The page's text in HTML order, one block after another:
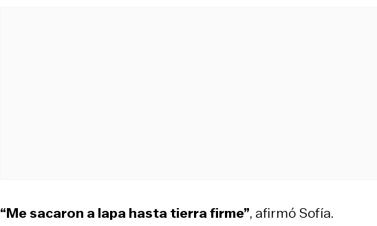
“Me sacaron a lapa hasta tierra firme”, afirmó Sofía.